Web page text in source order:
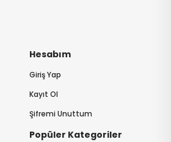
Hesabım
Giriş Yap
Kayıt Ol
Şifremi Unuttum
Popüler Kategoriler